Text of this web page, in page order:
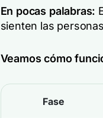
En pocas palabras:
sienten las
Veamos cómo
Fase